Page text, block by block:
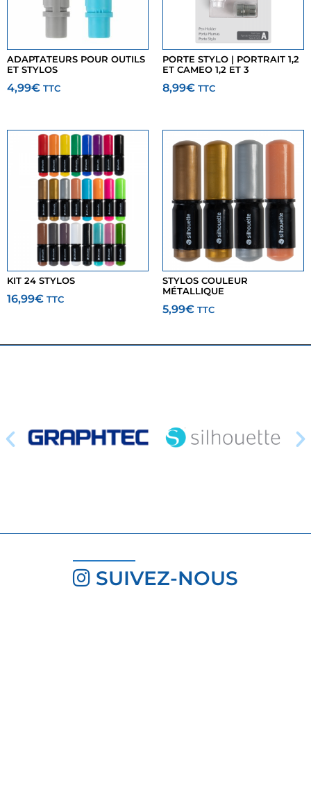
ADAPTATEURS POUR OUTILS
ET STYLOS
4,99€ TTC
PORTE STYLO | PORTRAIT 1,2
ET CAMEO 1,2 ET 3
8,99€ TTC
KIT 24 STYLOS
16,99€ TTC
STYLOS COULEUR
MÉTALLIQUE
5,99€ TTC
SUIVEZ-NOUS